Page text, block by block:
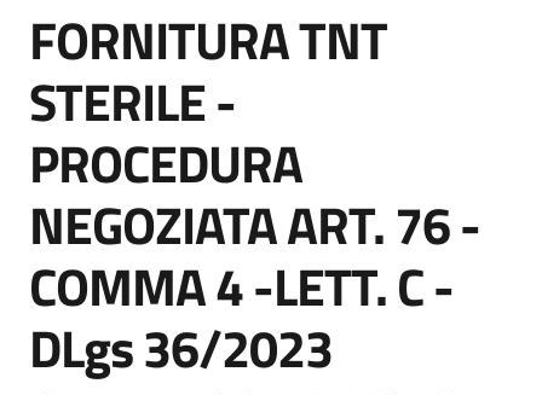
Bandi
e
di
Supporto
Piattaforme
telematiche
Salta al contenuto
FORNITURA TNT
STERILE -
PROCEDURA
NEGOZIATA ART. 76 -
COMMA 4 -LETT. C -
DLgs 36/2023